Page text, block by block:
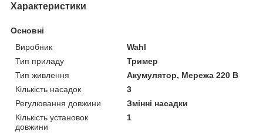
Характеристики
Основні
Виробник
Wahl
Тип приладу
Тример
Тип живлення
Акумулятор, Мережа 220 В
Кількість насадок
3
Регулювання довжини
Змінні насадки
Кількість установок
довжини
1